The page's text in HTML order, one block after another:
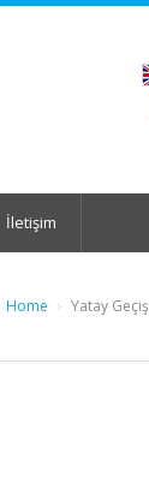
İletişim
Home Yatay